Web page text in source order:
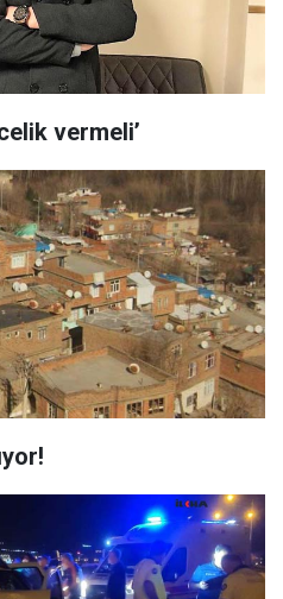
vermeli’